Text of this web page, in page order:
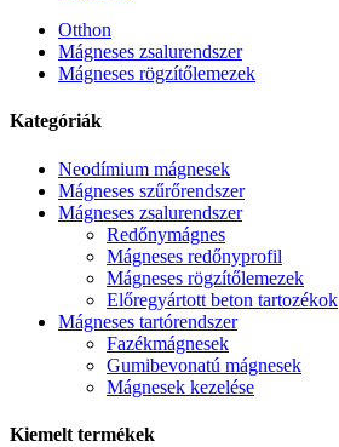
Otthon
Mágneses zsalurendszer
Mágneses rögzítőlemezek
Kategóriák
Neodímium mágnesek
Mágneses szűrőrendszer
Mágneses zsalurendszer
Redőnymágnes
Mágneses redőnyprofil
Mágneses rögzítőlemezek
Előregyártott beton tartozékok
Mágneses tartórendszer
Fazékmágnesek
Gumibevonatú mágnesek
Mágnesek kezelése
Kiemelt termékek